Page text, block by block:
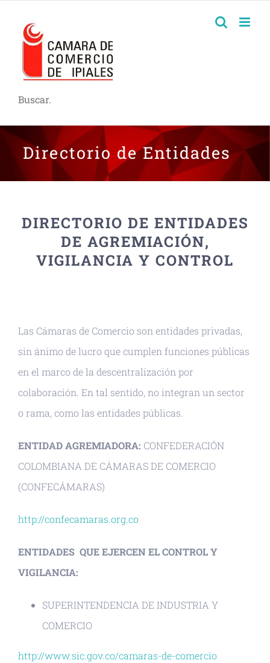
Buscar.
Directorio de Entidades
DIRECTORIO DE ENTIDADES
DE AGREMIACIÓN,
VIGILANCIA Y CONTROL
Las Cámaras de Comercio son entidades privadas,
sin ánimo de lucro que cumplen funciones públicas
en el marco de la descentralización por
colaboración. En tal sentido, no integran un sector
o rama, como las entidades públicas.
ENTIDAD AGREMIADORA: CONFEDERACIÓN
COLOMBIANA DE CÁMARAS DE COMERCIO
(CONFECÁMARAS)
http://confecamaras.org.co
ENTIDADES QUE EJERCEN EL CONTROL Y
VIGILANCIA:
SUPERINTENDENCIA DE INDUSTRIA Y
COMERCIO
http://www.sic.gov.co/camaras-de-comercio